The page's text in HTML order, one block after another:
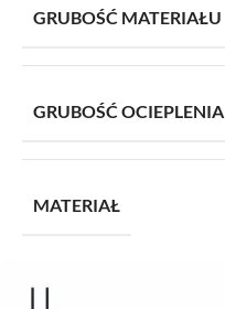
GRUBOŚĆ MATERIAŁU
GRUBOŚĆ OCIEPLENIA
MATERIAŁ